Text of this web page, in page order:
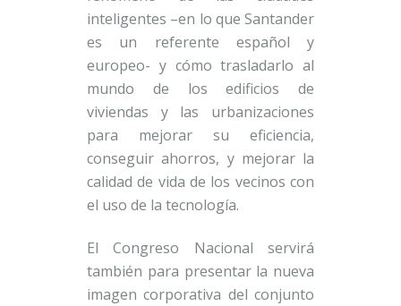
inteligentes –en lo que Santander
es un referente español y
europeo- y cómo trasladarlo al
mundo de los edificios de
viviendas y las urbanizaciones
para mejorar su eficiencia,
conseguir ahorros, y mejorar la
calidad de vida de los vecinos con
el uso de la tecnología.
El Congreso Nacional servirá
también para presentar la nueva
imagen corporativa del conjunto